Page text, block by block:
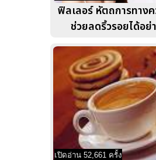
ฟิลเลอร์ หัตถการทาง
ช่วยลดริ้วรอยได้อย่
เปิดอ่าน 52,661 ครั้ง